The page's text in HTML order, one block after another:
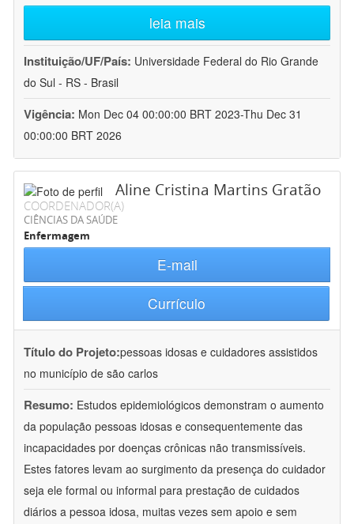
leia mais
Instituição/UF/País: Universidade Federal do Rio Grande
do Sul - RS - Brasil
Vigência: Mon Dec 04 00:00:00 BRT 2023-Thu Dec 31
00:00:00 BRT 2026
Aline Cristina Martins Gratão
COORDENADOR(A)
CIÊNCIAS DA SAÚDE
Enfermagem
E-mail
Currículo
Título do Projeto:pessoas idosas e cuidadores assistidos
no município de são carlos
Resumo: Estudos epidemiológicos demonstram o aumento
da população pessoas idosas e consequentemente das
incapacidades por doenças crônicas não transmissíveis.
Estes fatores levam ao surgimento da presença do cuidador
seja ele formal ou informal para prestação de cuidados
diários a pessoa idosa, muitas vezes sem apoio e sem